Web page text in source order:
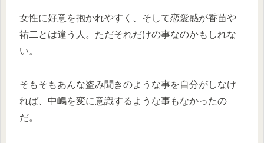
女性に好意を抱かれやすく、そして恋愛感が香苗や
祐二とは違う人。ただそれだけの事なのかもしれな
い。
そもそもあんな盗み聞きのような事を自分がしなけ
れば、中嶋を変に意識するような事もなかったの
だ。